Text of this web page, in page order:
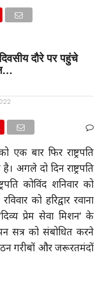
दौरे पर पहुंचे
एक बार फिर राष्ट्रपति
अगले दो दिन राष्ट्रपति
कोविंद शनिवार को
को हरिद्वार रवाना
प्रेम सेवा मिशन’ के
सत्र को संबोधित करने
गरीबों और जरूरतमंदों